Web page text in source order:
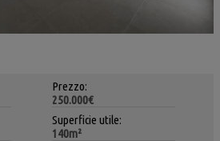
Prezzo:
250.000€
Superficie utile:
140m²